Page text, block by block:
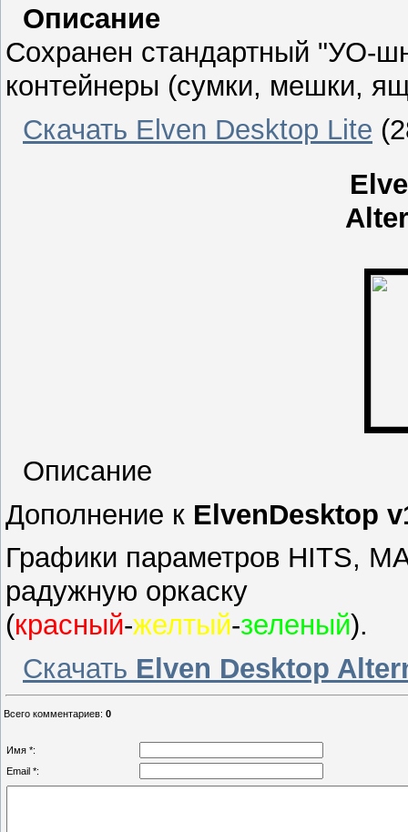
Описание
Сохранен стандартный "УО-
контейнеры (сумки, мешки,
Скачать Elven Desktop Lite
Описание
Дополнение к ElvenDesktop
Графики параметров HITS,
радужную оркаску
(красный-желтый-зеленый).
Скачать Elven Desktop
Всего комментариев: 0
Имя *:
Email *: